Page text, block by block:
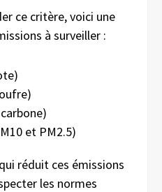
ce critère, voici une
à surveiller :
et PM2.5)
réduit ces émissions
les normes